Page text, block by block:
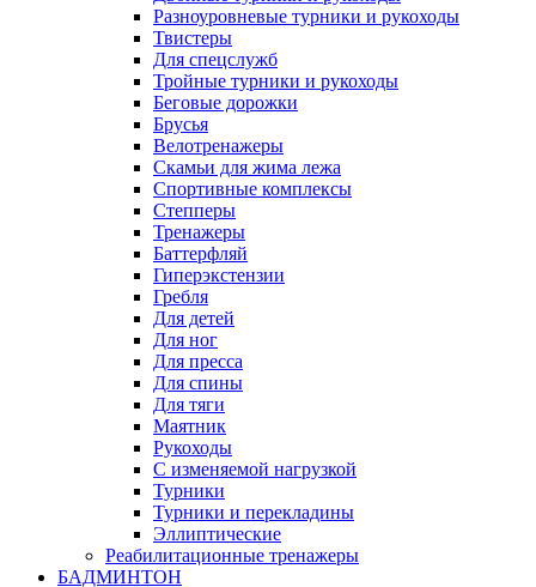
Разноуровневые турники и рукоходы
Твистеры
Для спецслужб
Тройные турники и рукоходы
Беговые дорожки
Брусья
Велотренажеры
Скамьи для жима лежа
Спортивные комплексы
Степперы
Тренажеры
Баттерфляй
Гиперэкстензии
Гребля
Для детей
Для ног
Для пресса
Для спины
Для тяги
Маятник
Рукоходы
С изменяемой нагрузкой
Турники
Турники и перекладины
Эллиптические
Реабилитационные тренажеры
БАДМИНТОН